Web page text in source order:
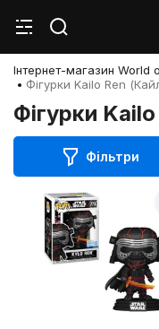
Інтернет-магазин World
Фігурки Kailo Ren
Фігурки
Фільтри